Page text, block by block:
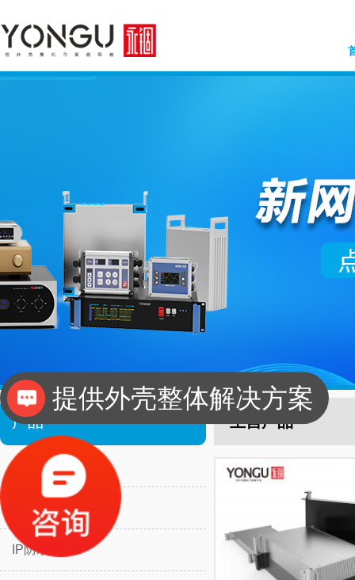
产品
一体式铝壳体J
分体式铝壳体H
IP防水壳体L
主营产品
提供外壳整体解决方案
工业设计、二次设计